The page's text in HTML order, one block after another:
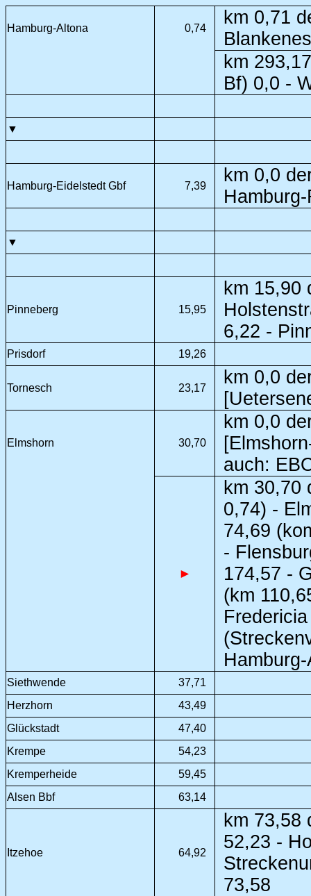
Hamburg-Altona 0,74
km 0,71
km
Bf) 0,0 -
▼
Hamburg-Eidelstedt Gbf 7,39
km 0,0
▼
Pinneberg 15,95
km 15,90
6,22 -
Prisdorf 19,26
Tornesch 23,17
km 0,0
Elmshorn 30,70
km 0,0
auch:
►
km 30,70
0,74) -
74,69
-
174,57 -
(km
Siethwende
37,71
Herzhorn
43,49
Glückstadt
47,40
Krempe
54,23
Kremperheide
59,45
Alsen Bbf
63,14
Itzehoe 64,92
km 73,58
52,23 -
73,58